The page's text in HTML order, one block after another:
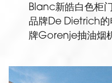
Blanc新皓白色柜
品牌De Dietrich的
牌Gorenje抽油烟